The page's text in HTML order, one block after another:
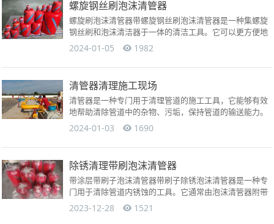
螺旋钢丝刷泡沫清管器
螺旋刷泡沫清管器带螺旋钢丝刷泡沫清管器是一种集螺旋
钢丝刷和泡沫清洁器于一体的清洁工具。它可以更方便地
清理管道内的污垢和堵塞物，并且具有以下特点：1. 双功
能设计：...
2024-01-05 1982
清管器清理施工现场
清管器是一种专门用于清理管道的施工工具，它能够有效
地帮助清除管道中的杂物、污垢，保持管道的输送能力。
清管器通常由骨架和密封部件组成。这个装置可以根据作
业任务进行调...
2024-01-03 1690
除锈清理带刷泡沫清管器
带涂层带刷子泡沫清管器带刷子除锈泡沫清管器是一种专
门用于清除管道内锈蚀的工具。它通常由泡沫清管器附带
钢丝刷子组成。泡沫清管器是由高密度、高耐磨、高撕裂
强度聚氨酯材...
2023-12-28 1521